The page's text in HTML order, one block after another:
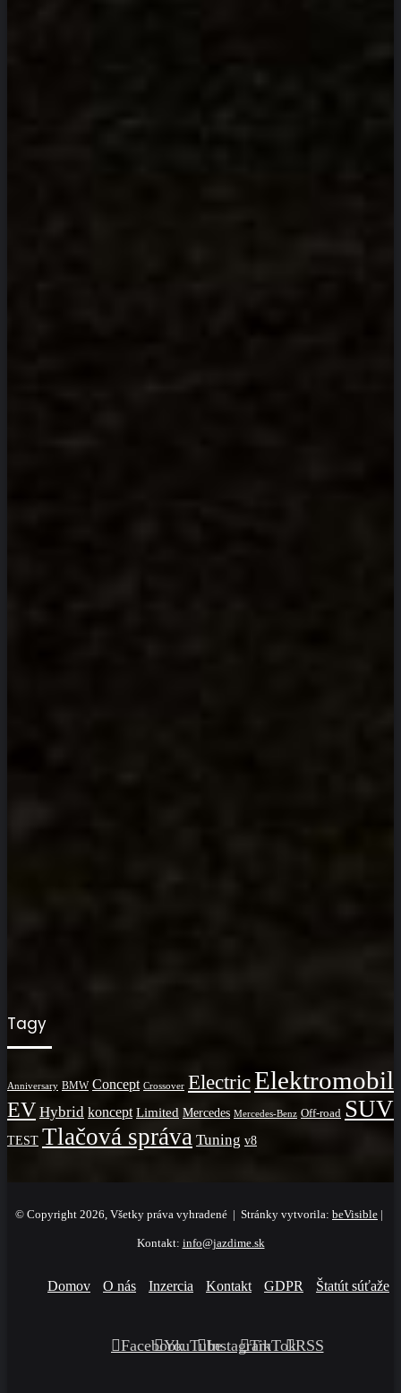
Tagy
Anniversary BMW Concept Crossover ElectricElektromobil
EV Hybrid koncept Limited Mercedes Mercedes-Benz Off-road SUV
TEST Tlačová správa Tuning v8
© Copyright 2026, Všetky práva vyhradené | Stránky vytvorila: beVisible |
Kontakt: info@jazdime.sk
Domov O nás Inzercia Kontakt GDPR Štatút súťaže
FacebookYouTubeInstagramTikTokRSS